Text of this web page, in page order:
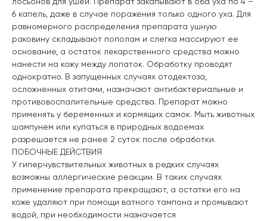
6 капель, даже в случае поражения только одного уха. Для
равномерного распределения препарата ушную
раковину складывают пополам и слегка массируют ее
основание, а остаток лекарственного средства можно
нанести на кожу между лопаток. Обработку проводят
однократно. В запущенных случаях отодектоза,
осложненных отитами, назначают антибактериальные и
противовоспалительные средства. Препарат можно
применять у беременных и кормящих самок. Мыть животных
шампунем или купаться в природных водоемах
разрешается не ранее 2 суток после обработки.
ПОБОЧНЫЕ ДЕЙСТВИЯ
У гиперчувствительных животных в редких случаях
возможны аллергические реакции. В таких случаях
применение препарата прекращают, а остатки его на
коже удаляют при помощи ватного тампона и промывают
водой, при необходимости назначается